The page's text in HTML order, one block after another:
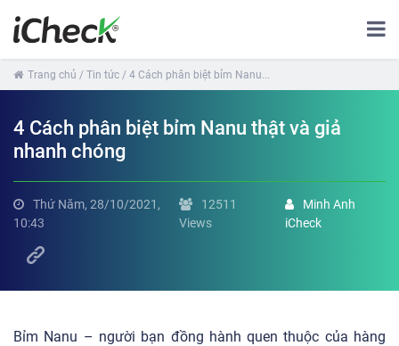
Trang chủ / Tin tức / 4 Cách phân biệt bỉm Nanu...
4 Cách phân biệt bỉm Nanu thật và giả
nhanh chóng
Thứ Năm, 28/10/2021,
10:43
12511
Views
Minh Anh
iCheck
Bỉm Nanu – người bạn đồng hành quen thuộc của hàng